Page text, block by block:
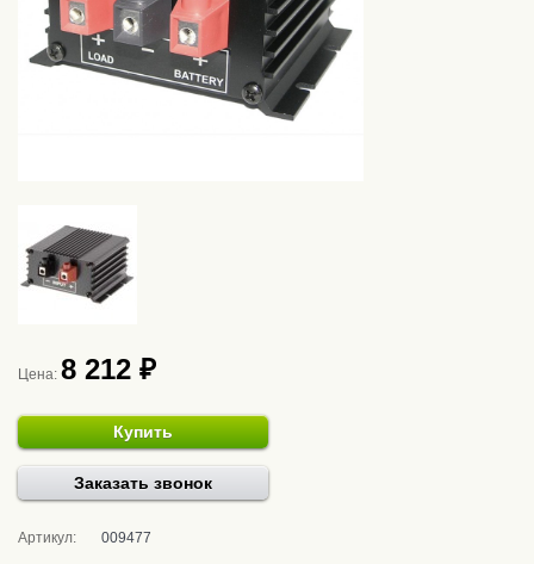
Цена: 8 212 ₽
Купить
Заказать звонок
Артикул: 009477